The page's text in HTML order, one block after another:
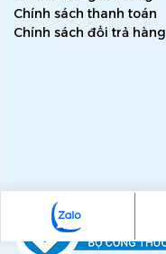
Chính sách thanh toán
Chính sách đổi trả hàng